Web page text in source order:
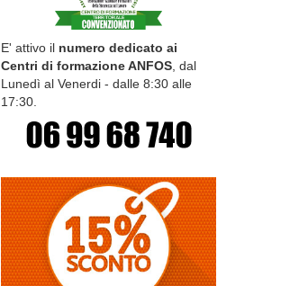
E' attivo il numero dedicato ai
Centri di formazione ANFOS , dal
Lunedì al Venerdi - dalle 8:30 alle
17:30.